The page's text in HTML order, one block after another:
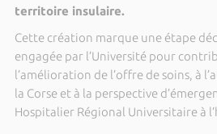
territoire insulaire.
Cette création marque une étape
engagée par l’Université pour
l’amélioration de l’offre de soins, à
la Corse et à la perspective
Hospitalier Régional Universitaire à